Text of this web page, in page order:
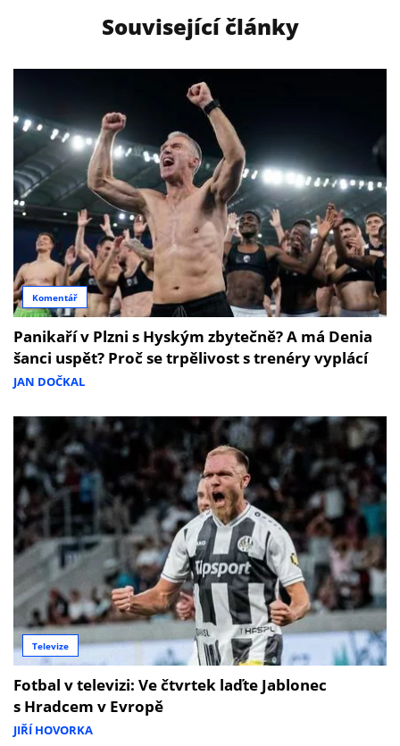
Související články
Komentář
Panikaří v Plzni s Hyským zbytečně? A má Denia
šanci uspět? Proč se trpělivost s trenéry vyplácí
JAN DOČKAL
Televize
Fotbal v televizi: Ve čtvrtek laďte Jablonec
s Hradcem v Evropě
JIŘÍ HOVORKA